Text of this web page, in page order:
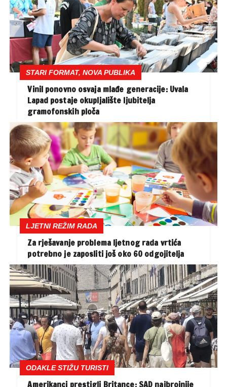
STARI FORMAT, NOVA PUBLIKA
Vinil ponovno osvaja mlađe generacije: Uvala
Lapad postaje okupljalište ljubitelja
gramofonskih ploča
LJETNI REŽIM RADA
Za rješavanje problema ljetnog rada vrtića
potrebno je zaposliti još oko 60 odgojitelja
ODAKLE STIŽU TURISTI
Amerikanci prestigli Britance: SAD najbrojnije